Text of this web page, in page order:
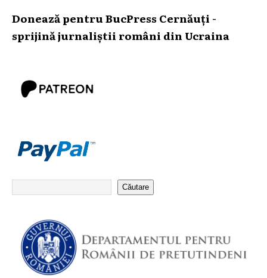
Donează pentru BucPress Cernăuți -
sprijină jurnaliștii români din Ucraina
Căutare